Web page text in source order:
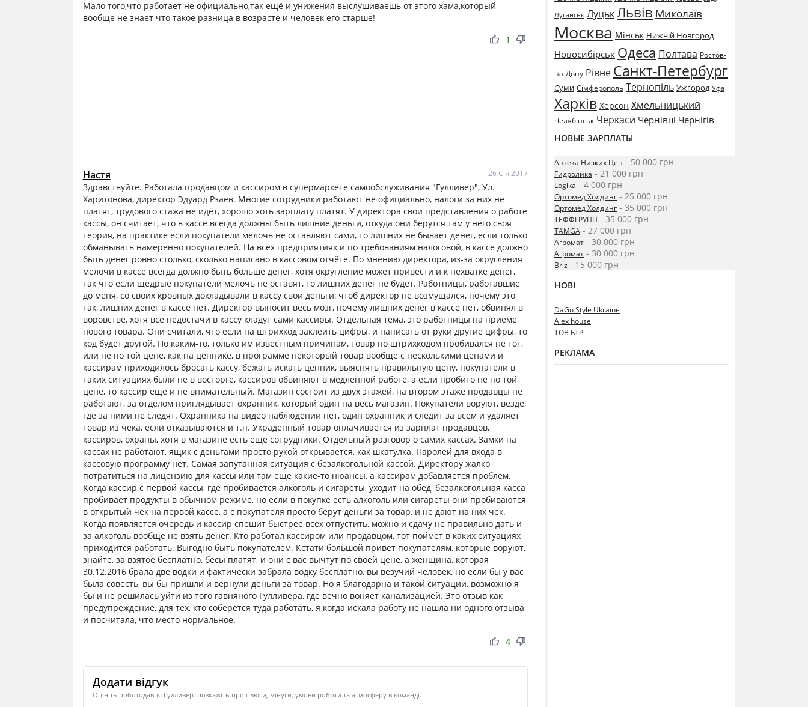
Мало того,что работает не официально,так ещё и унижения выслушиваешь от этого хама,который
вообще не знает что такое разница в возрасте и человек его старше!
thumb_up thumb_down
1
Настя 26 Січ 2017
Здравствуйте. Работала продавцом и кассиром в супермаркете самообслуживания "Гулливер", Ул.
Харитонова, директор Эдуард Рзаев. Многие сотрудники работают не официально, налоги за них не
платят, трудового стажа не идёт, хорошо хоть зарплату платят. У директора свои представления о работе
кассы, он считает, что в кассе всегда должны быть лишние деньги, откуда они берутся там у него своя
теория, на практике если покупатели мелочь не оставляют сами, то лишних не бывает денег, если только
обманывать намеренно покупателей. На всех предприятиях и по требованиям налоговой, в кассе должно
быть денег ровно столько, сколько написано в кассовом отчёте. По мнению директора, из-за округления
мелочи в кассе всегда должно быть больше денег, хотя округление может привести и к нехватке денег,
так что если щедрые покупатели мелочь не оставят, то лишних денег не будет. Работницы, работавшие
до меня, со своих кровных докладывали в кассу свои деньги, чтоб директор не возмущался, почему это
так, лишних денег в кассе нет. Директор выносит весь мозг, почему лишних денег в кассе нет, обвинял в
воровстве, хотя все недостачи в кассу кладут сами кассиры. Отдельная тема, это работницы на приёме
нового товара. Они считали, что если на штрихкод заклеить цифры, и написать от руки другие цифры, то
код будет другой. По каким-то, только им известным причинам, товар по штрихкодом пробивался не тот,
или не по той цене, как на ценнике, в программе некоторый товар вообще с несколькими ценами и
кассирам приходилось бросать кассу, бежать искать ценник, выяснять правильную цену, покупатели в
таких ситуациях были не в восторге, кассиров обвиняют в медленной работе, а если пробито не по той
цене, то кассир ещё и не внимательный. Магазин состоит из двух этажей, на втором этаже продавцы не
работают, за отделом приглядывает охранник, который один на весь магазин. Покупатели воруют, везде,
где за ними не следят. Охранника на видео наблюдении нет, один охранник и следит за всем и удаляет
товар из чека, если отказываются и т.п. Украденный товар оплачивается из зарплат продавцов,
кассиров, охраны, хотя в магазине есть ещё сотрудники. Отдельный разговор о самих кассах. Замки на
кассах не работают, ящик с деньгами просто рукой открывается, как шкатулка. Паролей для входа в
кассовую программу нет. Самая запутанная ситуация с безалкогольной кассой. Директору жалко
потратиться на лицензию для кассы или там ещё какие-то нюансы, а кассирам добавляется проблем.
Когда кассир с первой кассы, где пробивается алкоголь и сигареты, уходит на обед, безалкогольная касса
пробивает продукты в обычном режиме, но если в покупке есть алкоголь или сигареты они пробиваются
в открытый чек на первой кассе, а с покупателя просто берут деньги за товар, и не дают на них чек.
Когда появляется очередь и кассир спешит быстрее всех отпустить, можно и сдачу не правильно дать и
за алкоголь вообще не взять денег. Кто работал кассиром или продавцом, тот поймёт в каких ситуациях
приходится работать. Выгодно быть покупателем. Кстати большой привет покупателям, которые воруют,
знайте, за взятое бесплатно, бесы платят, и они с вас вычтут по своей цене, а женщина, которая
30.12.2016 брала две водки и фактически забрала водку бесплатно, вы везучий человек, но если бы у вас
была совесть, вы бы пришли и вернули деньги за товар. Но я благодарна и такой ситуации, возможно я
бы и не решилась уйти из того гавняного Гулливера, где вечно воняет канализацией. Это отзыв как
предупреждение, для тех, кто соберётся туда работать, я когда искала работу не нашла ни одного отзыва
и посчитала, что место нормальное.
thumb_up thumb_down
4
Додати відгук
Оцініть роботодавця Гулливер: розкажіть про плюси, мінуси, умови роботи та атмосферу в команді.
Луганськ ЛуцькЛьвів Миколаїв
Москва Мінськ Нижній Новгород
Новосибірськ Одеса Полтава Ростов-
на-Дону Рівне Санкт-Петербург
Суми Сімферополь Тернопіль Ужгород Уфа
Харків Херсон Хмельницький
Челябінськ Черкаси Чернівці Чернігів
НОВЫЕ ЗАРПЛАТЫ
Аптека Низких Цен - 50 000 грн
Гидролика - 21 000 грн
Logika - 4 000 грн
Ортомед Холдинг - 25 000 грн
Ортомед Холдинг - 35 000 грн
ТЕФФГРУПП - 35 000 грн
TAMGA - 27 000 грн
Агромат - 30 000 грн
Агромат - 30 000 грн
Briz - 15 000 грн
НОВІ
DaGo Style Ukraine
Alex house
ТОВ БТР
РЕКЛАМА